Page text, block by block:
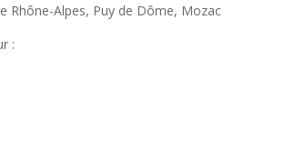
Rhône-Alpes, Puy de Dôme, Mozac
: